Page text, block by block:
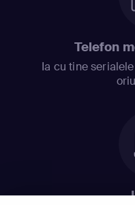
Telefon
Ia cu tine